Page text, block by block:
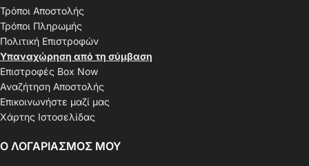
Τρόποι Αποστολής
Τρόποι Πληρωμής
Πολιτική Επιστροφών
Υπαναχώρηση από τη σύμβαση
Επιστροφές Box Now
Αναζήτηση Αποστολής
Επικοινωνήστε μαζί μας
Χάρτης Ιστοσελίδας
Ο ΛΟΓΑΡΙΑΣΜΟΣ ΜΟΥ